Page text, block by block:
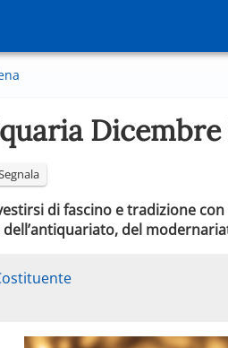
Dicembre
di fascino e tradizione
del